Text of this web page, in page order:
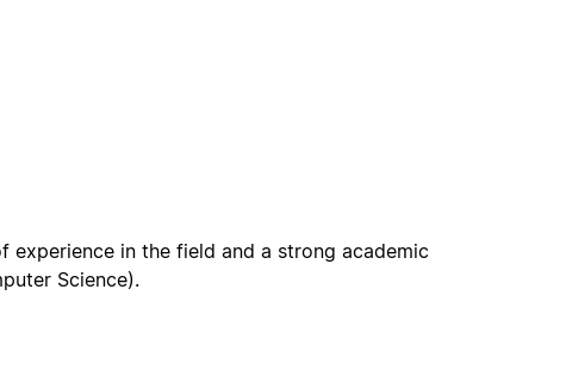
experience in the field and a strong academic
Science).